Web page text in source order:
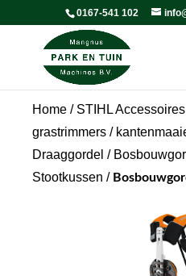
0167-541 102
Home / STIHL Accessoires
grastrimmers /
Draaggordel /
Stootkussen /